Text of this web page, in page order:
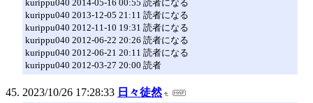
kurippu040 2014-05-16 00:55 読者になる
kurippu040 2013-12-05 21:11 読者になる
kurippu040 2012-11-10 19:31 読者になる
kurippu040 2012-06-22 20:26 読者になる
kurippu040 2012-06-21 20:11 読者になる
kurippu040 2012-03-27 20:00 読者
2023/10/26 17:28:33 日々徒然